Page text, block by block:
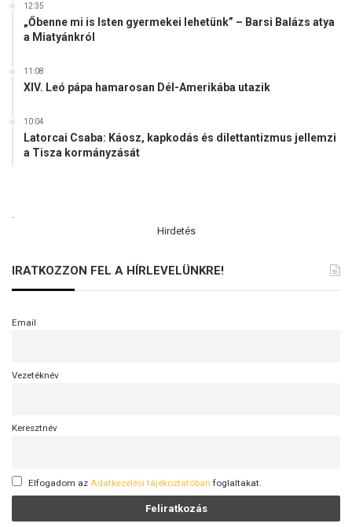
12:35
„Őbenne mi is Isten gyermekei lehetünk” – Barsi Balázs atya
a Miatyánkról
11:08
XIV. Leó pápa hamarosan Dél-Amerikába utazik
10:04
Latorcai Csaba: Káosz, kapkodás és dilettantizmus jellemzi
a Tisza kormányzását
Hirdetés
IRATKOZZON FEL A HÍRLEVELÜNKRE!
Email
Vezetéknév
Keresztnév
Elfogadom az Adatkezelési tájékoztatóban foglaltakat.